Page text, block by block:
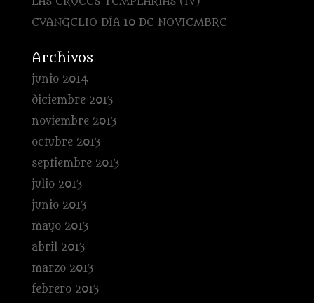
EVANGELIO DÍA 10 DE NOVIEMBRE
Archivos
junio 2014
diciembre 2013
noviembre 2013
octubre 2013
septiembre 2013
julio 2013
junio 2013
mayo 2013
abril 2013
marzo 2013
febrero 2013